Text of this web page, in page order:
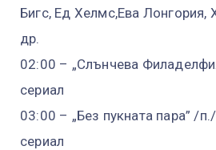
Бигс, Ед Хелмс,Ева Лонгория,
др.
02:00 – „Слънчева
сериал
03:00 – „Без пукната пара” /
сериал